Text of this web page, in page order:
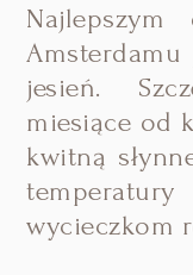
Najlepszym
Amsterdamu
jesień.
miesiące od
kwitną
wycieczkom